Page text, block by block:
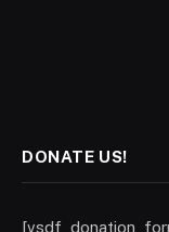
DONATE US!